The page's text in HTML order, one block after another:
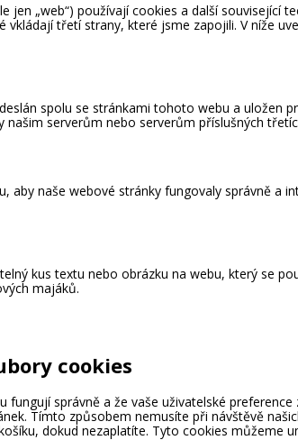
jen „web“) používají cookies a další související
vkládají třetí strany, které jsme zapojili. V níže
spolu se stránkami tohoto webu a uložen
serverům nebo serverům příslušných
aby naše webové stránky fungovaly správně a
kus textu nebo obrázku na webu, který se
majáků.
cookies
správně a že vaše uživatelské
Tímto způsobem nemusíte při návštěvě
dokud nezaplatíte. Tyto cookies můžeme